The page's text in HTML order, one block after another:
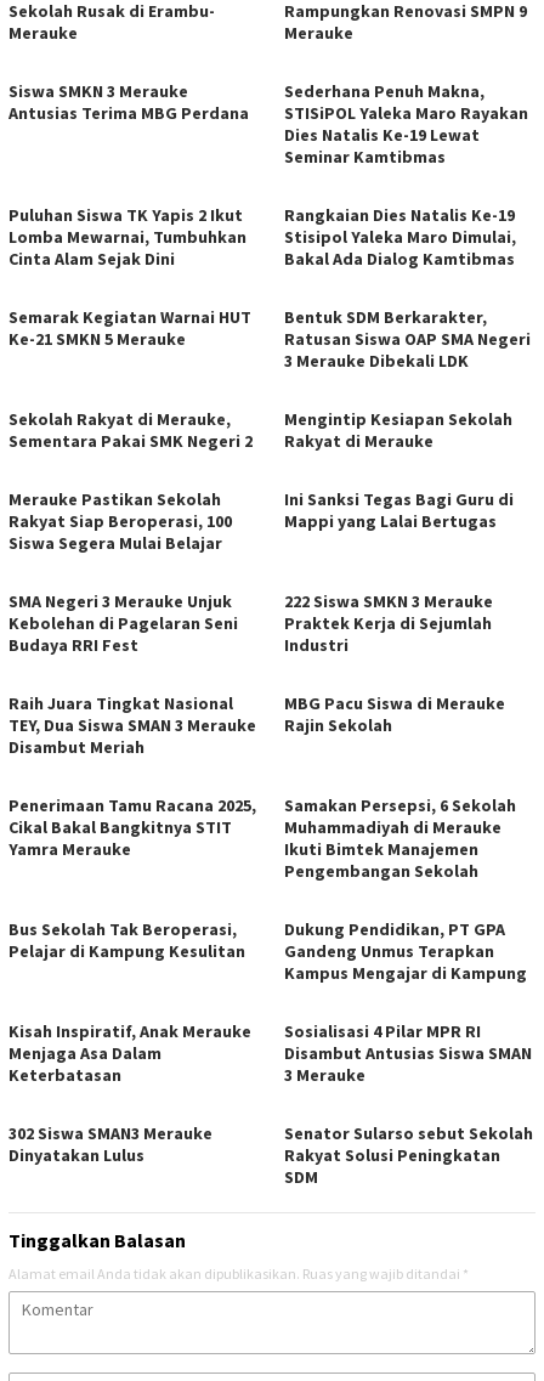
Sekolah Rusak di Erambu-
Merauke
Rampungkan Renovasi SMPN 9
Merauke
Siswa SMKN 3 Merauke
Antusias Terima MBG Perdana
Sederhana Penuh Makna,
STISiPOL Yaleka Maro Rayakan
Dies Natalis Ke-19 Lewat
Seminar Kamtibmas
Puluhan Siswa TK Yapis 2 Ikut
Lomba Mewarnai, Tumbuhkan
Cinta Alam Sejak Dini
Rangkaian Dies Natalis Ke-19
Stisipol Yaleka Maro Dimulai,
Bakal Ada Dialog Kamtibmas
Semarak Kegiatan Warnai HUT
Ke-21 SMKN 5 Merauke
Bentuk SDM Berkarakter,
Ratusan Siswa OAP SMA Negeri
3 Merauke Dibekali LDK
Sekolah Rakyat di Merauke,
Sementara Pakai SMK Negeri 2
Mengintip Kesiapan Sekolah
Rakyat di Merauke
Merauke Pastikan Sekolah
Rakyat Siap Beroperasi, 100
Siswa Segera Mulai Belajar
Ini Sanksi Tegas Bagi Guru di
Mappi yang Lalai Bertugas
SMA Negeri 3 Merauke Unjuk
Kebolehan di Pagelaran Seni
Budaya RRI Fest
222 Siswa SMKN 3 Merauke
Praktek Kerja di Sejumlah
Industri
Raih Juara Tingkat Nasional
TEY, Dua Siswa SMAN 3 Merauke
Disambut Meriah
MBG Pacu Siswa di Merauke
Rajin Sekolah
Penerimaan Tamu Racana 2025,
Cikal Bakal Bangkitnya STIT
Yamra Merauke
Samakan Persepsi, 6 Sekolah
Muhammadiyah di Merauke
Ikuti Bimtek Manajemen
Pengembangan Sekolah
Bus Sekolah Tak Beroperasi,
Pelajar di Kampung Kesulitan
Dukung Pendidikan, PT GPA
Gandeng Unmus Terapkan
Kampus Mengajar di Kampung
Kisah Inspiratif, Anak Merauke
Menjaga Asa Dalam
Keterbatasan
Sosialisasi 4 Pilar MPR RI
Disambut Antusias Siswa SMAN
3 Merauke
302 Siswa SMAN3 Merauke
Dinyatakan Lulus
Senator Sularso sebut Sekolah
Rakyat Solusi Peningkatan
SDM
Tinggalkan Balasan
Alamat email Anda tidak akan dipublikasikan. Ruas yang wajib ditandai *